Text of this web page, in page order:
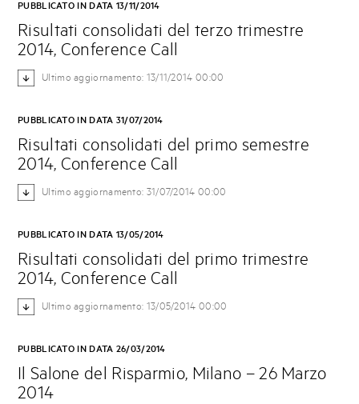
PUBBLICATO IN DATA 13/11/2014
Risultati consolidati del terzo trimestre
2014, Conference Call
Ultimo aggiornamento: 13/11/2014 00:00
PUBBLICATO IN DATA 31/07/2014
Risultati consolidati del primo semestre
2014, Conference Call
Ultimo aggiornamento: 31/07/2014 00:00
PUBBLICATO IN DATA 13/05/2014
Risultati consolidati del primo trimestre
2014, Conference Call
Ultimo aggiornamento: 13/05/2014 00:00
PUBBLICATO IN DATA 26/03/2014
Il Salone del Risparmio, Milano – 26 Marzo
2014